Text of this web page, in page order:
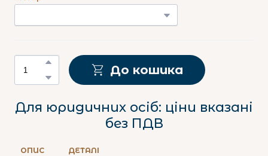
До кошика
Для юридичних осіб: ціни вказані
без ПДВ
ОПИС ДЕТАЛІ